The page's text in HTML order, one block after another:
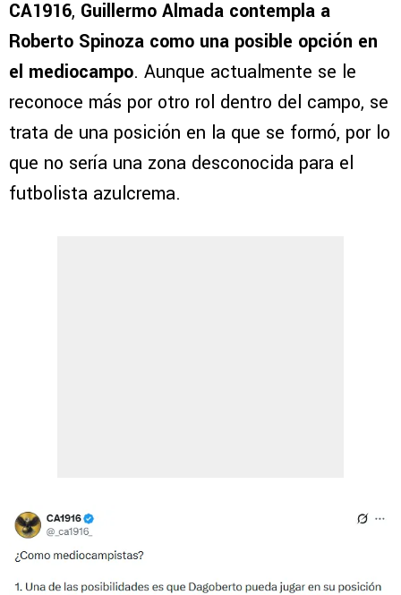
CA1916, Guillermo Almada contempla a
Roberto Spinoza como una posible opción en
el mediocampo. Aunque actualmente se le
reconoce más por otro rol dentro del campo, se
trata de una posición en la que se formó, por lo
que no sería una zona desconocida para el
futbolista azulcrema.